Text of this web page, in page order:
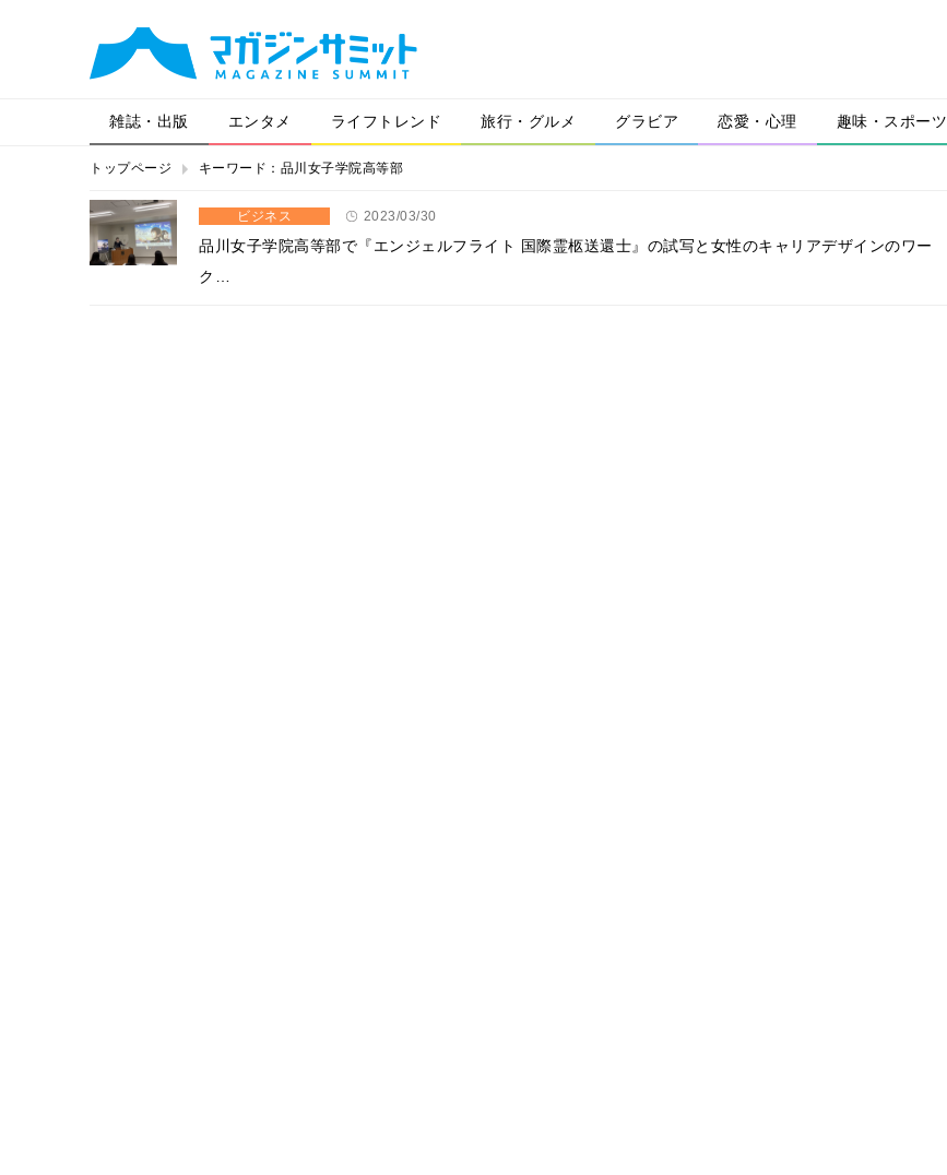
雑誌・出版 エンタメ ライフトレンド 旅行・グルメ グラビア 恋愛・心理 趣味・スポーツ
トップページ キーワード：品川女子学院高等部
ビジネス 2023/03/30
品川女子学院高等部で『エンジェルフライト 国際霊柩送還士』の試写と女性のキャリアデザインのワー
ク…